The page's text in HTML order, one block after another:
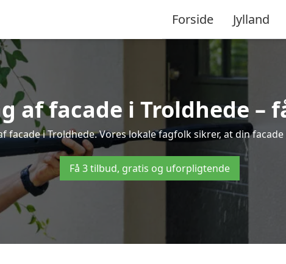
Forside Jylland
af facade i Troldhede –
facade i Troldhede. Vores lokale fagfolk sikrer, at din
Få 3 tilbud, gratis og uforpligtende